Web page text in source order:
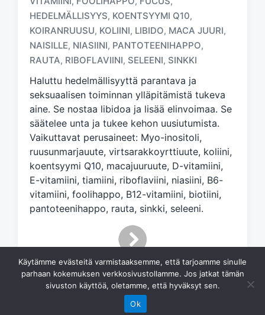
T
a
g
e
d
w
t
h
HEDELMÄLLISYYS, KOENTSYYMI Q10,
KOIRANRUUSU, KOLIINI, LIBIDO, MACA JUURI,
NAISILLE, NIASIINI, PANTOTEENIHAPPO,
RAUTA, RIBOFLAVIINI, SELEENI, SINKKI
Haluttu hedelmällisyyttä parantava ja
seksuaalisen toiminnan ylläpitämistä tukeva
aine. Se nostaa libidoa ja lisää elinvoimaa. Se
säätelee unta ja tukee kehon uusiutumista.
Vaikuttavat perusaineet: Myo-inositoli,
ruusunmarjauute, virtsarakkoyrttiuute, koliini,
koentsyymi Q10, macajuuruute, D-vitamiini,
E-vitamiini, tiamiini, riboflaviini, niasiini, B6-
vitamiini, foolihappo, B12-vitamiini, biotiini,
pantoteenihappo, rauta, sinkki, seleeni.
Käytämme evästeitä varmistaaksemme, että tarjoamme sinulle
parhaan kokemuksen verkkosivustollamme. Jos jatkat tämän
sivuston käyttöä, oletamme, että hyväksyt sen.
Ok